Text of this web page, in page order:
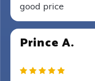
good price
Prince A.